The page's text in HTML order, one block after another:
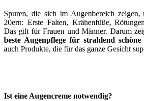
Spuren, die sich im Augenbereich zeigen,
20ern: Erste Falten, Krähenfüße,
Das gilt für Frauen und Männer. Darum
beste Augenpflege für strahlend schöne
auch Produkte, die für das ganze Gesicht
Ist eine Augencreme notwendig?